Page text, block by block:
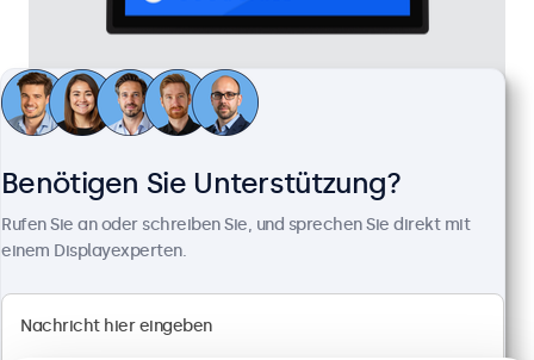
19 Zoll Touchscreen Metall (High-Brightness)
76 Stück auf Lager
Montage: Einbau- und Panelmontage
Benötigen Sie Unterstützung?
Rufen Sie an oder schreiben Sie, und sprechen Sie direkt mit
einem Displayexperten.